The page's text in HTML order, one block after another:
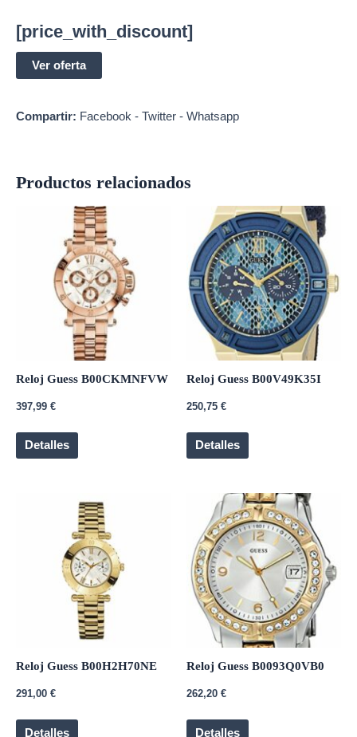
[price_with_discount]
Ver oferta
Compartir: Facebook - Twitter - Whatsapp
Productos relacionados
Reloj Guess B00CKMNFVW
397,99 €
Detalles
Reloj Guess B00V49K35I
250,75 €
Detalles
Reloj Guess B00H2H70NE
291,00 €
Detalles
Reloj Guess B0093Q0VB0
262,20 €
Detalles